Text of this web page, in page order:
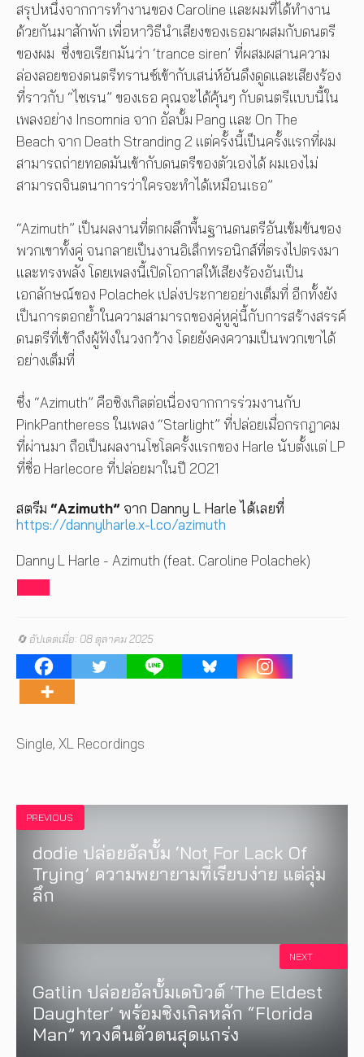
สรุปหนึ่งจากการทำงานของ Caroline และผมที่ได้ทำงาน
ด้วยกันมาสักพัก เพื่อหาวิธีนำเสียงของเธอมาผสมกับดนตรี
ของผม ซึ่งขอเรียกมันว่า ‘trance siren’ ที่ผสมผสานความ
ล่องลอยของดนตรีทรานซ์เข้ากับเสน่ห์อันดึงดูดและเสียงร้อง
ที่ราวกับ “ไซเรน” ของเธอ คุณจะได้คุ้นๆ กับดนตรีแบบนี้ใน
เพลงอย่าง Insomnia จาก อัลบั้ม Pang และ On The
Beach จาก Death Stranding 2 แต่ครั้งนี้เป็นครั้งแรกที่ผม
สามารถถ่ายทอดมันเข้ากับดนตรีของตัวเองได้ ผมเองไม่
สามารถจินตนาการว่าใครจะทำได้เหมือนเธอ”
“Azimuth” เป็นผลงานที่ตกผลึกพื้นฐานดนตรีอันเข้มข้นของ
พวกเขาทั้งคู่ จนกลายเป็นงานอิเล็กทรอนิกส์ที่ตรงไปตรงมา
และทรงพลัง โดยเพลงนี้เปิดโอกาสให้เสียงร้องอันเป็น
เอกลักษณ์ของ Polachek เปล่งประกายอย่างเต็มที่ อีกทั้งยัง
เป็นการตอกย้ำในความสามารถของคู่หูคู่นี้กับการสร้างสรรค์
ดนตรีที่เข้าถึงผู้ฟังในวงกว้าง โดยยังคงความเป็นพวกเขาได้
อย่างเต็มที่
ซึ่ง “Azimuth” คือซิงเกิลต่อเนื่องจากการร่วมงานกับ
PinkPantheress ในเพลง “Starlight” ที่ปล่อยเมื่อกรกฎาคม
ที่ผ่านมา ถือเป็นผลงานโซโลครั้งแรกของ Harle นับตั้งแต่ LP
ที่ชื่อ Harlecore ที่ปล่อยมาในปี 2021
สตรีม “Azimuth” จาก Danny L Harle ได้เลยที่
https://dannylharle.x-l.co/azimuth
Danny L Harle - Azimuth (feat. Caroline Polachek)
🔄 อัปเดตเมื่อ: 08 ตุลาคม 2025
Tags
Single, XL Recordings
PREVIOUS
dodie ปล่อยอัลบั้ม ‘Not For Lack Of
Trying’ ความพยายามที่เรียบง่าย แต่ลุ่ม
ลึก
Gatlin ปล่อยอัลบั้มเดบิวต์ ‘The Eldest
Daughter’ พร้อมซิงเกิลหลัก “Florida
Man” ทวงคืนตัวตนสุดแกร่ง
NEXT
PREP คัมแบ็กเอเชีย! ประกาศเอเชีย
MUSIC ,EVENTS